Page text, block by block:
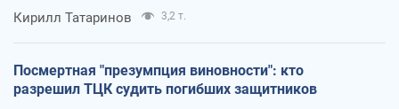
Кирилл Татаринов 3,2 т.
Посмертная "презумпция виновности": кто
разрешил ТЦК судить погибших защитников